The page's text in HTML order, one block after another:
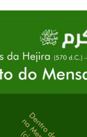
o Misericordioso!
quarto Imam dos
(A.S.), conhecido por